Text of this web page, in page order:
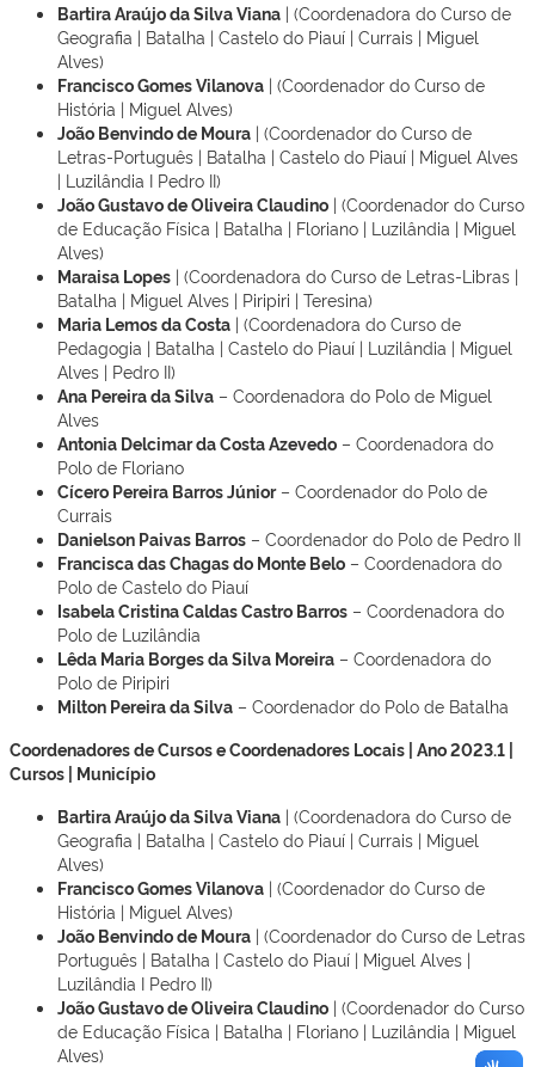
Bartira Araújo da Silva Viana | (Coordenadora do Curso de
Geografia | Batalha | Castelo do Piauí | Currais | Miguel
Alves)
Francisco Gomes Vilanova | (Coordenador do Curso de
História | Miguel Alves)
João Benvindo de Moura | (Coordenador do Curso de
Letras-Português | Batalha | Castelo do Piauí | Miguel Alves
| Luzilândia I Pedro II)
João Gustavo de Oliveira Claudino | (Coordenador do Curso
de Educação Física | Batalha | Floriano | Luzilândia | Miguel
Alves)
Maraisa Lopes | (Coordenadora do Curso de Letras-Libras |
Batalha | Miguel Alves | Piripiri | Teresina)
Maria Lemos da Costa | (Coordenadora do Curso de
Pedagogia | Batalha | Castelo do Piauí | Luzilândia | Miguel
Alves | Pedro II)
Ana Pereira da Silva – Coordenadora do Polo de Miguel
Alves
Antonia Delcimar da Costa Azevedo – Coordenadora do
Polo de Floriano
Cícero Pereira Barros Júnior– Coordenador do Polo de
Currais
Danielson Paivas Barros – Coordenador do Polo de Pedro II
Francisca das Chagas do Monte Belo – Coordenadora do
Polo de Castelo do Piauí
Isabela Cristina Caldas Castro Barros – Coordenadora do
Polo de Luzilândia
Lêda Maria Borges da Silva Moreira – Coordenadora do
Polo de Piripiri
Milton Pereira da Silva – Coordenador do Polo de Batalha
Coordenadores de Cursos e Coordenadores Locais | Ano 2023.1 |
Cursos | Município
Bartira Araújo da Silva Viana | (Coordenadora do Curso de
Geografia | Batalha | Castelo do Piauí | Currais | Miguel
Alves)
Francisco Gomes Vilanova | (Coordenador do Curso de
História | Miguel Alves)
João Benvindo de Moura | (Coordenador do Curso de Letras
Português | Batalha | Castelo do Piauí | Miguel Alves |
Luzilândia I Pedro II)
João Gustavo de Oliveira Claudino | (Coordenador do Curso
de Educação Física | Batalha | Floriano | Luzilândia | Miguel
Alves)